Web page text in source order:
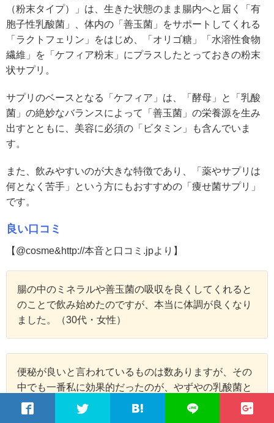
（粉末タイプ）」は、生きた状態のまま腸内へと届く「有
胞子性乳酸菌」、体内の「善玉菌」をサポートしてくれる
「ラクトフェリン」をはじめ、「オリゴ糖」「水溶性食物
繊維」を「ケフィア粉末」にプラスしたとっておきの粉末
状サプリ。
サプリのベースとなる「ケフィア」は、「酵母」と「乳酸
菌」の絶妙なバランスによって「善玉菌」の栄養源を生み
出すとともに、美容に必須の「ビタミン」も含んでいま
す。
また、飲みやすいのが大きな特徴であり、「薬やサプリは
何となく苦手」という方にもおすすめの「痩せ菌サプリ」
です。
良い口コミ
【@cosme&http://本音と口コミ.jpより】
腸の中のミネラルや善玉菌の吸収を良くしてくれると
のことで飲み始めたのですが、本当に体調が良くなり
ました。（30代・女性）
便秘が良いと言われているものは数ありますが、その
中でも一番私に効果的だったのが、やずやの乳酸菌と
ケフィアの力千年ケフィアプレミアムの粉末タイプの
サプリです。（20代・女性）